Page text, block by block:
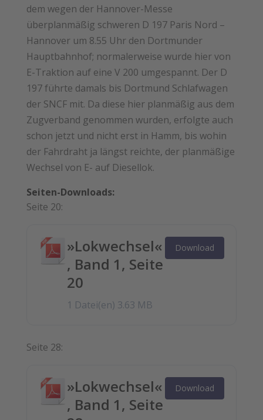
dem wegen der Hannover-Messe
überplanmäßig schweren D 197 Paris Nord –
Hannover um 8.55 Uhr den Dortmunder
Hauptbahnhof; ­normalerweise wurde hier von
E-Traktion auf eine V 200 umgespannt. Der D
197 führte damals bis Dortmund Schlafwagen
der SNCF mit. Da diese hier planmäßig aus dem
Zugverband genommen wurden, erfolgte auch
schon jetzt und nicht erst in Hamm, bis wohin
der Fahrdraht ja längst reichte, der planmäßige
Wechsel von E- auf Diesellok.
Seiten-Downloads:
Seite 20:
»Lokwechsel«
, Band 1, Seite
20
1 Datei(en) 3.63 MB
Download
Seite 28:
»Lokwechsel«
, Band 1, Seite
Download